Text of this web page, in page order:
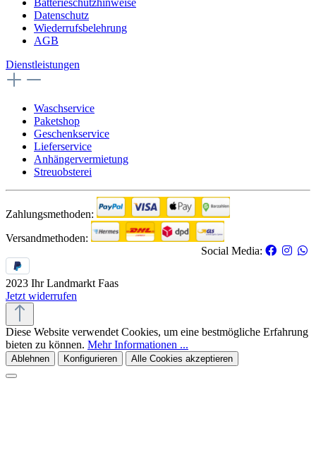
Batterieschutzhinweise
Datenschutz
Wiederrufsbelehrung
AGB
Dienstleistungen
Waschservice
Paketshop
Geschenkservice
Lieferservice
Anhängervermietung
Streuobsterei
Zahlungsmethoden:
Versandmethoden:
Social Media:
2023 Ihr Landmarkt Faas
Jetzt widerrufen
Diese Website verwendet Cookies, um eine bestmögliche Erfahrung
bieten zu können. Mehr Informationen ...
Ablehnen Konfigurieren Alle Cookies akzeptieren